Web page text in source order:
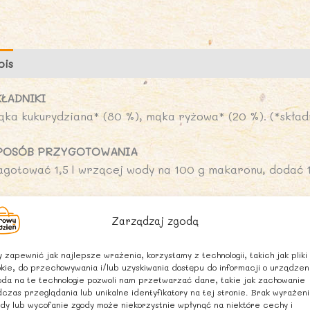
Zarządzaj zgodą
zapewnić jak najlepsze wrażenia, korzystamy z technologii, takich jak pliki
do przechowywania i/lub uzyskiwania dostępu do informacji o
na te technologie pozwoli nam przetwarzać dane, takie jak zachowanie
przeglądania lub unikalne identyfikatory na tej stronie. Brak
lub wycofanie zgody może niekorzystnie wpłynąć na niektóre cechy i
-
kukurydziana* (80 %), mąka ryżowa* (20 %).
PRZYGOTOWANIA
1,5 l wrzącej wody na 100 g makaronu, dodać
ODŻYWCZA W 100 g
energetyczna – 1491 kJ/355 kcal
kwasy tłuszczowe nasycone – 0,5 g
– 78 g
cukry – 2,0 g